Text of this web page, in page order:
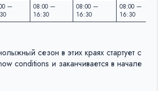
—
08:00 —
16:30
08:00 —
16:30
08:00 —
16:30
сезон в этих краях стартует c
conditions и заканчивается в начале